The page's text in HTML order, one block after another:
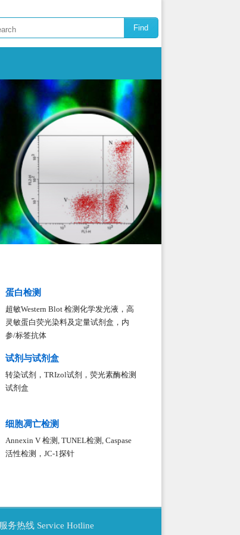
蛋白检测
超敏Western Blot 检测化学发光液，高
灵敏蛋白荧光染料及定量试剂盒，内
参/标签抗体
试剂与试剂盒
转染试剂，TRIzol试剂，荧光素酶检测
试剂盒
细胞凋亡检测
Annexin V 检测, TUNEL检测, Caspase
活性检测，JC-1探针
服务热线 Service Hotline